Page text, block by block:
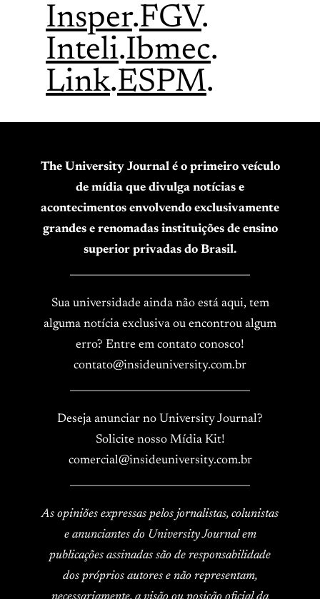
Insper.FGV.
Inteli.Ibmec.
Link.ESPM.
The University Journal é o primeiro veículo
de mídia que divulga notícias e
acontecimentos envolvendo exclusivamente
grandes e renomadas instituições de ensino
superior privadas do Brasil.
Sua universidade ainda não está aqui, tem
alguma notícia exclusiva ou encontrou algum
erro? Entre em contato conosco!
contato@insideuniversity.com.br
Deseja anunciar no University Journal?
Solicite nosso Mídia Kit!
comercial@insideuniversity.com.br
As opiniões expressas pelos jornalistas, colunistas
e anunciantes do University Journal em
publicações assinadas são de responsabilidade
dos próprios autores e não representam,